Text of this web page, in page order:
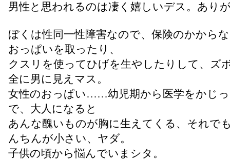
男性と思われるのは凄く嬉しいデス。あり
ぼくは性同一性障害なので、保険のかから
おっぱいを取ったり、
クスリを使ってひげを生やしたりして、ズ
全に男に見えマス。
女性のおっぱい……幼児期から医学をかじ
で、大人になると
あんな醜いものが胸に生えてくる、それで
んちんが小さい、ヤダ。
子供の頃から悩んでいまシタ。